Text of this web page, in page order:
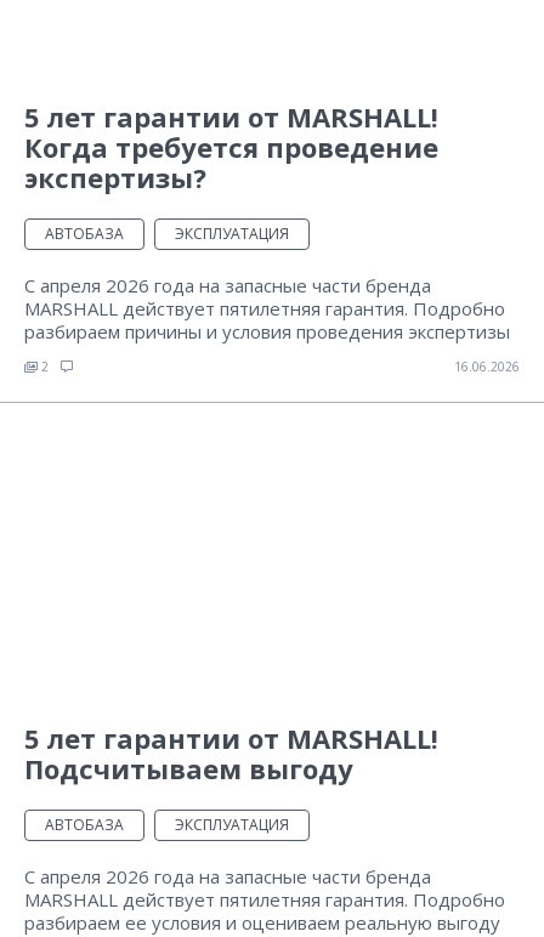
5 лет гарантии от MARSHALL!
Когда требуется проведение
экспертизы?
АВТОБАЗА ЭКСПЛУАТАЦИЯ
С апреля 2026 года на запасные части бренда
MARSHALL действует пятилетняя гарантия. Подробно
разбираем причины и условия проведения экспертизы
2 16.06.2026
5 лет гарантии от MARSHALL!
Подсчитываем выгоду
АВТОБАЗА ЭКСПЛУАТАЦИЯ
С апреля 2026 года на запасные части бренда
MARSHALL действует пятилетняя гарантия. Подробно
разбираем ее условия и оцениваем реальную выгоду